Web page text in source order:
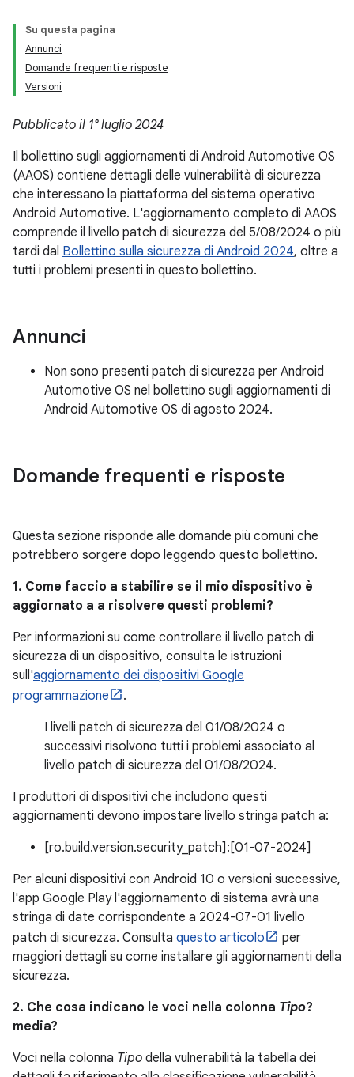
Su questa pagina
Annunci
Domande frequenti e risposte
Versioni
Pubblicato il 1° luglio 2024
Il bollettino sugli aggiornamenti di Android Automotive OS
(AAOS) contiene dettagli delle vulnerabilità di sicurezza
che interessano la piattaforma del sistema operativo
Android Automotive. L'aggiornamento completo di AAOS
comprende il livello patch di sicurezza del 5/08/2024 o più
tardi dal Bollettino sulla sicurezza di Android 2024, oltre a
tutti i problemi presenti in questo bollettino.
Annunci
Non sono presenti patch di sicurezza per Android
Automotive OS nel bollettino sugli aggiornamenti di
Android Automotive OS di agosto 2024.
Domande frequenti e risposte
Questa sezione risponde alle domande più comuni che
potrebbero sorgere dopo leggendo questo bollettino.
1. Come faccio a stabilire se il mio dispositivo è
aggiornato a a risolvere questi problemi?
Per informazioni su come controllare il livello patch di
sicurezza di un dispositivo, consulta le istruzioni
sull'aggiornamento dei dispositivi Google
programmazione
.
I livelli patch di sicurezza del 01/08/2024 o
successivi risolvono tutti i problemi associato al
livello patch di sicurezza del 01/08/2024.
I produttori di dispositivi che includono questi
aggiornamenti devono impostare livello stringa patch a:
[ro.build.version.security_patch]:[01-07-2024]
Per alcuni dispositivi con Android 10 o versioni successive,
l'app Google Play l'aggiornamento di sistema avrà una
stringa di date corrispondente a 2024-07-01 livello
patch di sicurezza. Consulta questo articolo
per
maggiori dettagli su come installare gli aggiornamenti della
sicurezza.
2. Che cosa indicano le voci nella colonna Tipo?
media?
Voci nella colonna Tipo della vulnerabilità la tabella dei